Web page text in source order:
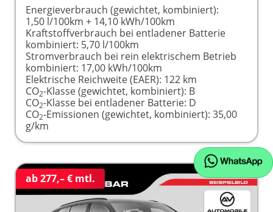
Energieverbrauch (gewichtet, kombiniert):
1,50 l/100km + 14,10 kWh/100km
Kraftstoffverbrauch bei entladener Batterie
kombiniert: 5,70 l/100km
Stromverbrauch bei rein elektrischem Betrieb
kombiniert: 17,00 kWh/100km
Elektrische Reichweite (EAER): 122 km
CO2-Klasse (gewichtet, kombiniert): B
CO2-Klasse bei entladener Batterie: D
CO2-Emissionen (gewichtet, kombiniert): 35,00
g/km
ab 277,– € mtl.